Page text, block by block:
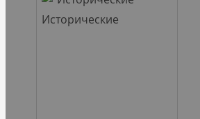
Исторические